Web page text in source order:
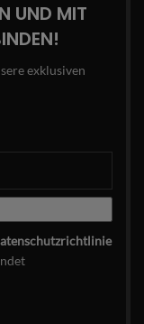
UND MIT
exklusiven